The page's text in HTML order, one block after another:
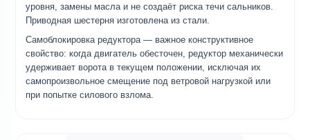
уровня, замены масла и не создаёт риска течи сальников.
Приводная шестерня изготовлена из стали.
Самоблокировка редуктора — важное конструктивное
свойство: когда двигатель обесточен, редуктор механически
удерживает ворота в текущем положении, исключая их
самопроизвольное смещение под ветровой нагрузкой или
при попытке силового взлома.